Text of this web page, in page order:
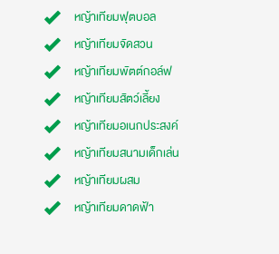
หญ้าเทียมฟุตบอล
หญ้าเทียมจัดสวน
หญ้าเทียมพัตต์กอล์ฟ
หญ้าเทียมสัตว์เลี้ยง
หญ้าเทียมอเนกประสงค์
หญ้าเทียมสนามเด็กเล่น
หญ้าเทียมผสม
หญ้าเทียมดาดฟ้า